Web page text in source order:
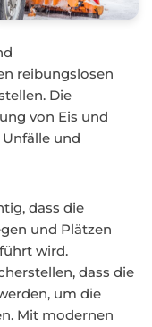
reibungslosen
Die
von Eis und
und
dass die
und Plätzen
wird.
dass die
um die
Mit modernen